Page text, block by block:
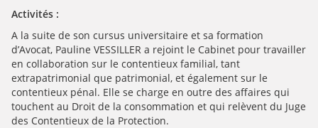
Activités :
A la suite de son cursus universitaire et sa formation
d’Avocat, Pauline VESSILLER a rejoint le Cabinet pour travailler
en collaboration sur le contentieux familial, tant
extrapatrimonial que patrimonial, et également sur le
contentieux pénal. Elle se charge en outre des affaires qui
touchent au Droit de la consommation et qui relèvent du Juge
des Contentieux de la Protection.